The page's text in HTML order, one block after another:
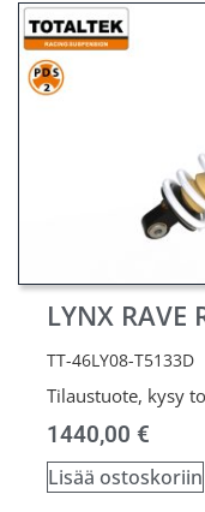
LYNX RAVE
TT-46LY08-T5133D
Tilaustuote, kysy
1440,00 €
Lisää ostoskoriin